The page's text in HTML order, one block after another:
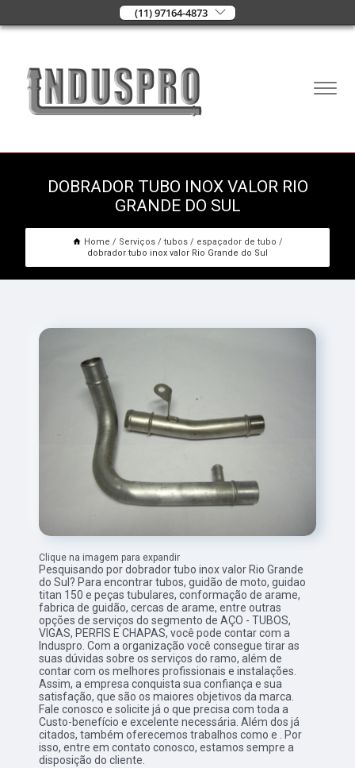
(11) 97164-4873
DOBRADOR TUBO INOX VALOR RIO
GRANDE DO SUL
Home Serviços tubos
espaçador de tubo
dobrador tubo inox valor Rio Grande do Sul
Clique na imagem para expandir
Pesquisando por dobrador tubo inox valor Rio Grande
do Sul? Para encontrar tubos, guidão de moto, guidao
titan 150 e peças tubulares, conformação de arame,
fabrica de guidão, cercas de arame, entre outras
opções de serviços do segmento de AÇO - TUBOS,
VIGAS, PERFIS E CHAPAS, você pode contar com a
Induspro. Com a organização você consegue tirar as
suas dúvidas sobre os serviços do ramo, além de
contar com os melhores profissionais e instalações.
Assim, a empresa conquista sua confiança e sua
satisfação, que são os maiores objetivos da marca.
Fale conosco e solicite já o que precisa com toda a
Custo-benefício e excelente necessária. Além dos já
citados, também oferecemos trabalhos como e . Por
isso, entre em contato conosco, estamos sempre a
disposição do cliente.